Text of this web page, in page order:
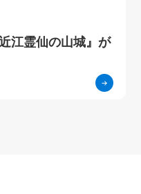
江霊仙の山城』が